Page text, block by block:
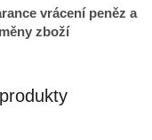
vrácení peněz a
zboží